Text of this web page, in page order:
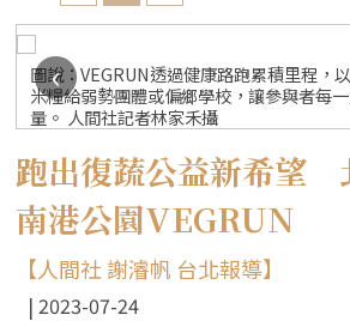
圖說：VEGRUN透過健康路跑累積里程，
米糧給弱勢團體或偏鄉學校，讓參與者每
量。 人間社記者林家禾攝
‹
跑出復蔬公益新希望
南港公園VEGRUN
【人間社 謝濬帆 台北報導】
2023-07-24